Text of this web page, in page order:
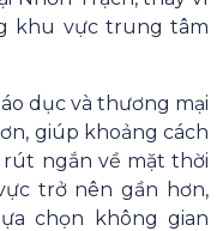
khu vực trung tâm
dục và thương mại
giúp khoảng cách
rút ngắn về mặt thời
trở nên gần hơn,
chọn không gian